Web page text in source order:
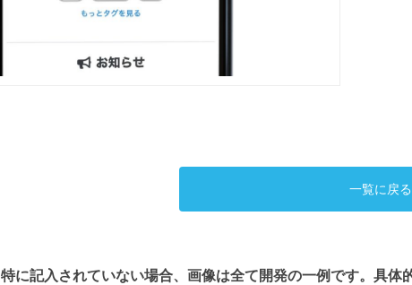
一覧に戻る
特に記入されていない場合、画像は全て開発の一例です。具体